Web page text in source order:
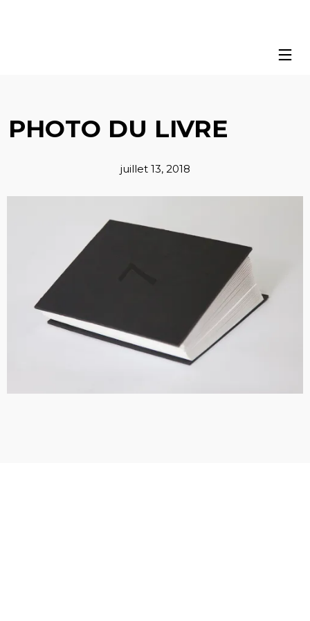
PHOTO DU LIVRE
juillet 13, 2018